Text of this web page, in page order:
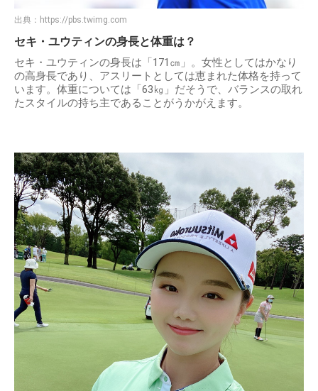
出典： https://pbs.twimg.com
セキ・ユウティンの身長と体重は？
セキ・ユウティンの身長は「171㎝」。女性としてはかなり
の高身長であり、アスリートとしては恵まれた体格を持って
います。体重については「63㎏」だそうで、バランスの取れ
たスタイルの持ち主であることがうかがえます。